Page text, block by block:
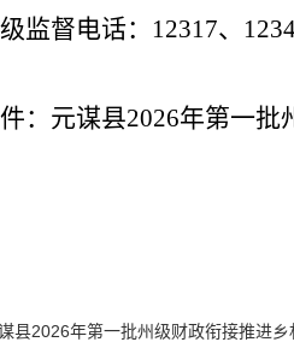
监督电话：12317、
：元谋县2026年第一
谋县农
年
县2026年第一批州级财政衔接推进